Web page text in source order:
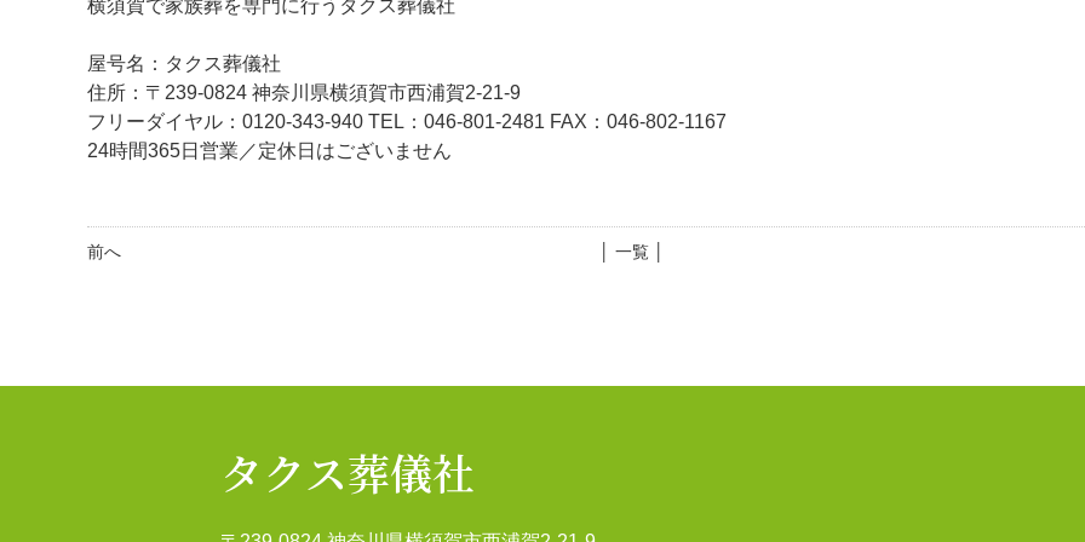
横須賀で家族葬を専門に行うタクス葬儀社
屋号名：タクス葬儀社
住所：〒239-0824 神奈川県横須賀市西浦賀2-21-9
フリーダイヤル：0120-343-940 TEL：046-801-2481 FAX：046-802-1167
24時間365日営業／定休日はございません
前へ │ 一覧 │
タクス葬儀社